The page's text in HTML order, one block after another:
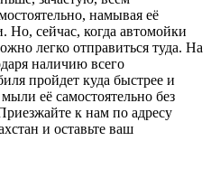
намывая её
Но, сейчас, когда автомойки
легко отправиться туда. На
наличию всего
пройдет куда быстрее и
её самостоятельно без
к нам по адресу
и оставьте ваш